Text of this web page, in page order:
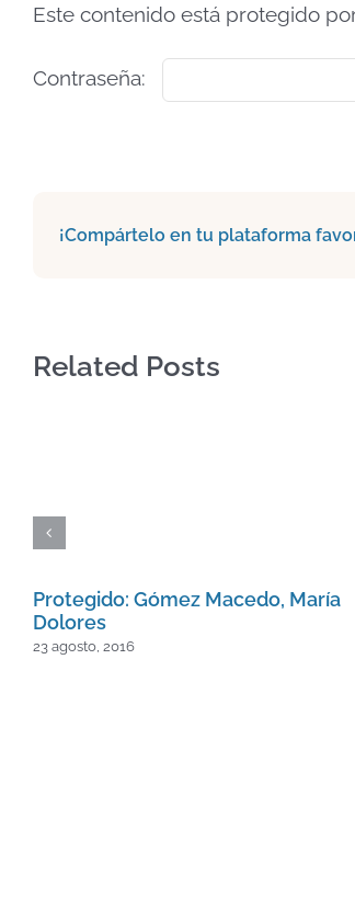
Este contenido está protegido
Contraseña:
¡Compártelo en tu plataforma
Related Posts
Protegido: Gómez Macedo, María
Dolores
23 agosto, 2016